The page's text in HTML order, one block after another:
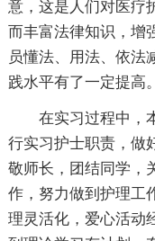
意，这是人们对医疗
而丰富法律知识，增
员懂法、用法、依法
践水平有了一定提高。
在实习过程中，
行实习护士职责，做
敬师长，团结同学，
作，努力做到护理工
理灵活化，爱心活动